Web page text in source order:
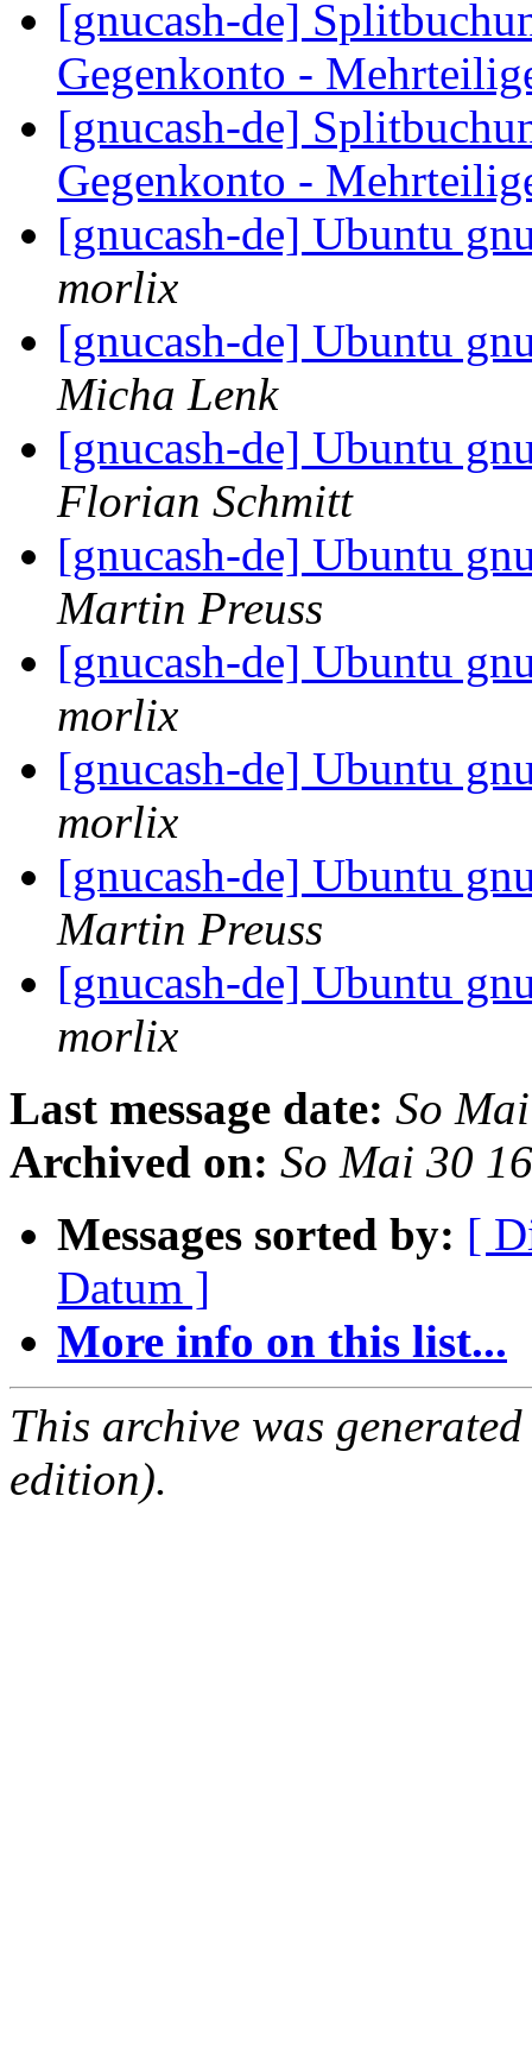
[gnucash-de]
Gegenkonto -
[gnucash-de]
Gegenkonto -
[gnucash-de] Ubuntu
morlix
[gnucash-de] Ubuntu
Micha Lenk
[gnucash-de] Ubuntu
Florian Schmitt
[gnucash-de] Ubuntu
Martin Preuss
[gnucash-de] Ubuntu
morlix
[gnucash-de] Ubuntu
morlix
[gnucash-de] Ubuntu
Martin Preuss
[gnucash-de] Ubuntu
morlix
Last message date: So
Archived on: So Mai 30
Messages sorted by: [
Datum ]
More info on this list...
This archive was
edition).